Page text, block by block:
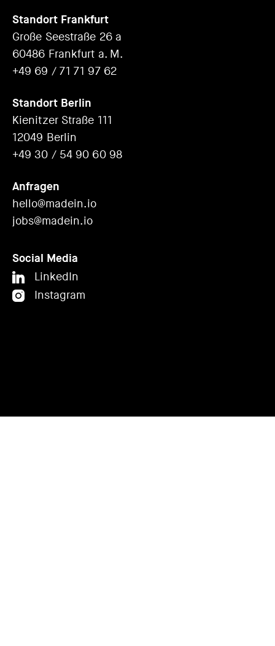
Standort Frankfurt
Große Seestraße 26 a
60486 Frankfurt a. M.
+49 69 / 71 71 97 62
Standort Berlin
Kienitzer Straße 111
12049 Berlin
+49 30 / 54 90 60 98
Anfragen
hello@madein.io
jobs@madein.io
Social Media
LinkedIn
Instagram